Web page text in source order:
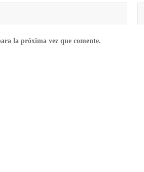
la próxima vez que comente.